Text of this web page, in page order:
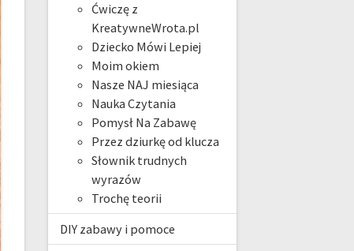
Ćwiczę z
KreatywneWrota.pl
Dziecko Mówi Lepiej
Moim okiem
Nasze NAJ miesiąca
Nauka Czytania
Pomysł Na Zabawę
Przez dziurkę od klucza
Słownik trudnych
wyrazów
Trochę teorii
DIY zabawy i pomoce